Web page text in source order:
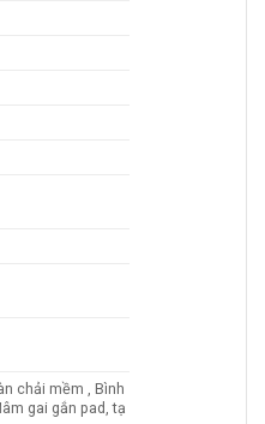
chải mềm , Bình
gai gắn pad, tạ